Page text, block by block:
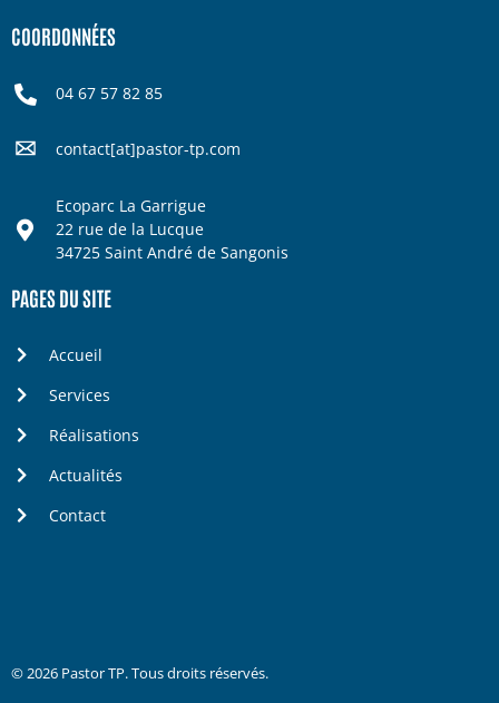
COORDONNÉES
04 67 57 82 85
contact[at]pastor-tp.com
Ecoparc La Garrigue
22 rue de la Lucque
34725 Saint André de Sangonis
PAGES DU SITE
Accueil
Services
Réalisations
Actualités
Contact
© 2026 Pastor TP. Tous droits réservés.